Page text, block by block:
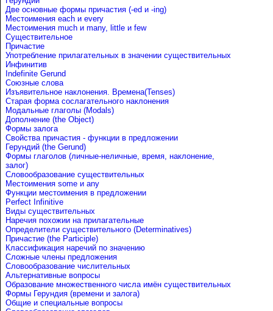
Две основные формы причастия (-ed и -ing)
Местоимения each и every
Местоимения much и many, little и few
Существительное
Причастие
Употребление прилагательных в значении существительных
Инфинитив
Indefinite Gerund
Союзные слова
Изъявительное наклонения. Времена(Tenses)
Старая форма сослагательного наклонения
Модальные глаголы (Modals)
Дополнение (the Object)
Формы залога
Свойства причастия - функции в предложении
Герундий (the Gerund)
Формы глаголов (личные-неличные, время, наклонение,
залог)
Словообразование существительных
Местоимения some и any
Функции местоимения в предложении
Perfect Infinitive
Виды существительных
Наречия похожии на прилагательные
Определители существительного (Determinatives)
Причастие (the Participle)
Классификация наречий по значению
Сложные члены предложения
Словообразование числительных
Альтернативные вопросы
Образование множественного числа имён существительных
Формы Герундия (времени и залога)
Общие и специальные вопросы